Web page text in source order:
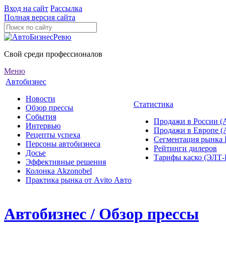
Вход на сайт Рассылка
Полная версия сайта
Свой среди профессионалов
Меню
Автобизнес
Новости
Обзор прессы
События
Интервью
Рецепты успеха
Персоны автобизнеса
Досье
Эффективные решения
Колонка Akzonobel
Практика рынка от Аvito Авто
Статистика
Продажи в России
Продажи в Европе
Сегментация рынка
Рейтинги дилеров
Тарифы каско
Автобизнес / Обзор прессы